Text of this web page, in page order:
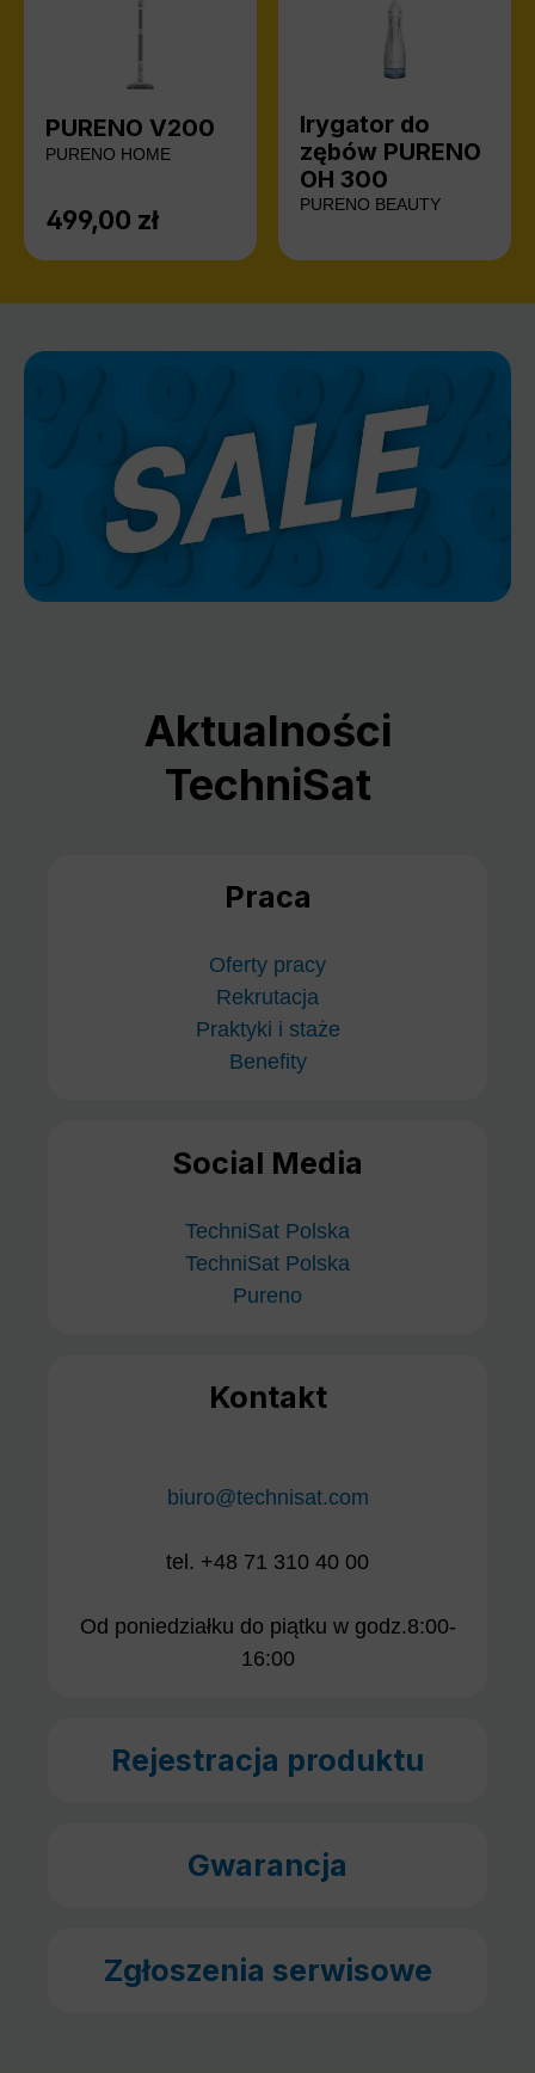
PURENO V200
PURENO HOME
Cena regularna:
499,00 zł
Irygator do
zębów PURENO
OH 300
PURENO BEAUTY
Aktualności
TechniSat
Praca
Oferty pracy
Rekrutacja
Praktyki i staże
Benefity
Social Media
TechniSat Polska
TechniSat Polska
Pureno
Kontakt
biuro@technisat.com
tel. +48 71 310 40 00
Od poniedziałku do piątku w godz.8:00-
16:00
Rejestracja produktu
Gwarancja
Zgłoszenia serwisowe